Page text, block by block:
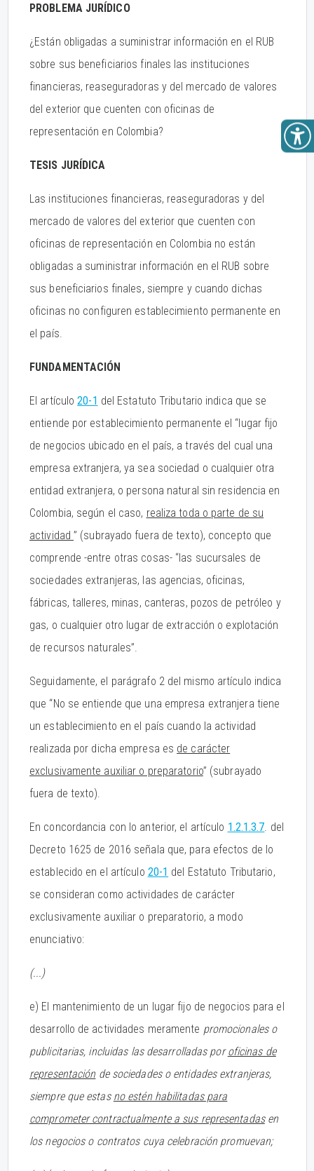
PROBLEMA JURÍDICO
¿Están obligadas a suministrar información en el RUB
sobre sus beneficiarios finales las instituciones
financieras, reaseguradoras y del mercado de valores
del exterior que cuenten con oficinas de
representación en Colombia?
TESIS JURÍDICA
Las instituciones financieras, reaseguradoras y del
mercado de valores del exterior que cuenten con
oficinas de representación en Colombia no están
obligadas a suministrar información en el RUB sobre
sus beneficiarios finales, siempre y cuando dichas
oficinas no configuren establecimiento permanente en
el país.
FUNDAMENTACIÓN
El artículo20-1 del Estatuto Tributario indica que se
entiende por establecimiento permanente el “lugar fijo
de negocios ubicado en el país, a través del cual una
empresa extranjera, ya sea sociedad o cualquier otra
entidad extranjera, o persona natural sin residencia en
Colombia, según el caso, realiza toda o parte de su
actividad ” (subrayado fuera de texto), concepto que
comprende -entre otras cosas- “las sucursales de
sociedades extranjeras, las agencias, oficinas,
fábricas, talleres, minas, canteras, pozos de petróleo y
gas, o cualquier otro lugar de extracción o explotación
de recursos naturales”.
Seguidamente, el parágrafo 2 del mismo artículo indica
que “No se entiende que una empresa extranjera tiene
un establecimiento en el país cuando la actividad
realizada por dicha empresa es de carácter
exclusivamente auxiliar o preparatorio” (subrayado
fuera de texto).
En concordancia con lo anterior, el artículo 1.2.1.3.7. del
Decreto 1625 de 2016 señala que, para efectos de lo
establecido en el artículo 20-1 del Estatuto Tributario,
se consideran como actividades de carácter
exclusivamente auxiliar o preparatorio, a modo
enunciativo:
(...)
e) El mantenimiento de un lugar fijo de negocios para el
desarrollo de actividades meramente promocionales o
publicitarias, incluidas las desarrolladas poroficinas de
representación de sociedades o entidades extranjeras,
siempre que estas no estén habilitadas para
comprometer contractualmente a sus representadasen
los negocios o contratos cuya celebración promuevan;